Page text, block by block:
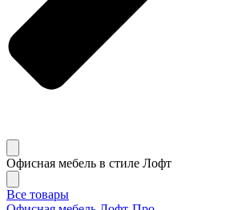
Офисная мебель в стиле Лофт
Все товары